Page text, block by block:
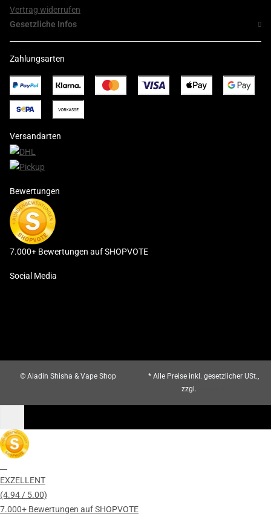
Vertrag widerrufen
Gesetzliche Infos
Zahlungsarten
Versandarten
Bewertungen
7.000+ Bewertungen auf SHOPVOTE
Social Media
© Aladin Shisha & Vape Shop
* Alle Preise inkl. gesetzlicher USt.,
zzgl.
EXZELLENT
(4.94 / 5.00)
7.000+ Bewertungen auf SHOPVOTE